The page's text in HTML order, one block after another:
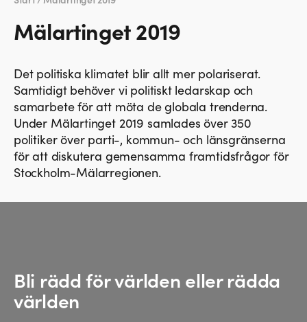
Mälartinget 2019
Det politiska klimatet blir allt mer polariserat.
Samtidigt behöver vi politiskt ledarskap och
samarbete för att möta de globala trenderna.
Under Mälartinget 2019 samlades över 350
politiker över parti-, kommun- och länsgränserna
för att diskutera gemensamma framtidsfrågor för
Stockholm-Mälarregionen.
Bli rädd för världen eller rädda
världen